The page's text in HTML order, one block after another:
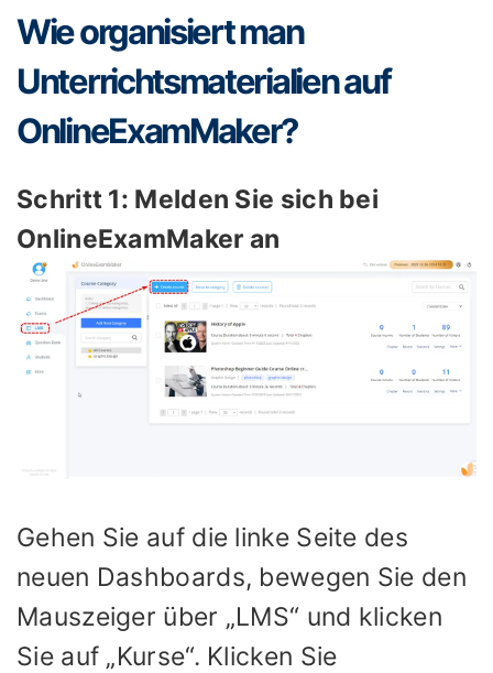
Wie organisiert man
Unterrichtsmaterialien auf
OnlineExamMaker?
Schritt 1: Melden Sie sich bei
OnlineExamMaker an
Gehen Sie auf die linke Seite des
neuen Dashboards, bewegen Sie den
Mauszeiger über „LMS“ und klicken
Sie auf „Kurse“. Klicken Sie